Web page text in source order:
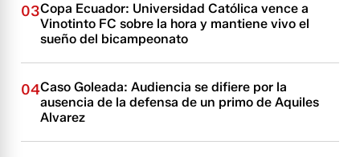
03Copa Ecuador: Universidad Católica vence a
Vinotinto FC sobre la hora y mantiene vivo el
sueño del bicampeonato
04Caso Goleada: Audiencia se difiere por la
ausencia de la defensa de un primo de Aquiles
Alvarez